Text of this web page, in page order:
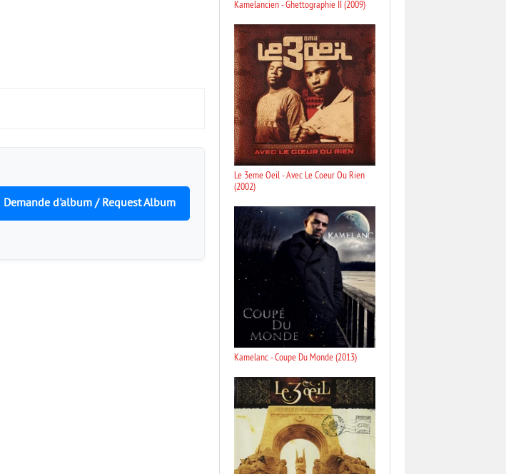
Demande d'album / Request Album
Kamelancien - Ghettographie II (2009)
Le 3eme Oeil - Avec Le Coeur Ou Rien
(2002)
Kamelanc - Coupe Du Monde (2013)